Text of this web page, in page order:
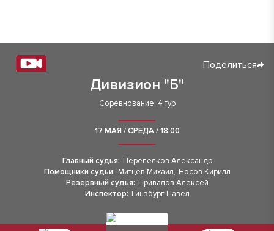
Дивизион "Б"
Поделиться
Соревнование. 4 тур
17 МАЯ / СРЕДА / 18:00
Главный судья: Перепелков Александр
Помощники судьи: Митцев Михаил, Носов Кирилл
Резервный судья: Привалов Алексей
Инспектор: Гинзбург Павел